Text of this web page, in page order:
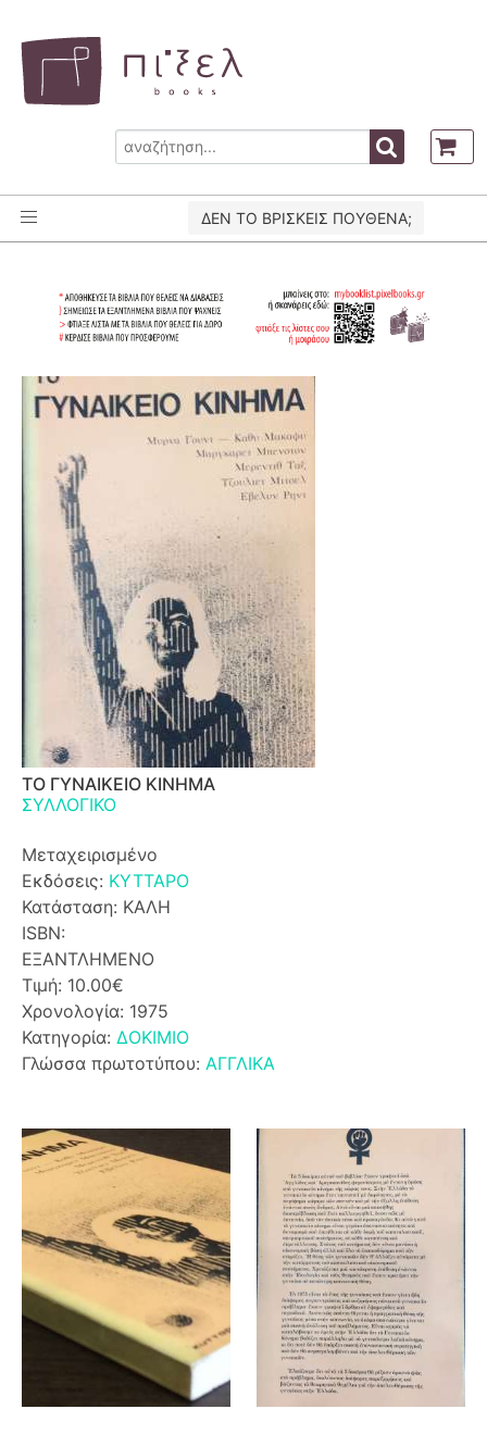
ΔΕΝ ΤΟ ΒΡΙΣΚΕΙΣ ΠΟΥΘΕΝΑ;
ΤΟ ΓΥΝΑΙΚΕΙΟ ΚΙΝΗΜΑ
ΣΥΛΛΟΓΙΚΟ
Μεταχειρισμένο
Εκδόσεις: ΚΥΤΤΑΡΟ
Κατάσταση: ΚΑΛΗ
ISBN:
ΕΞΑΝΤΛΗΜΕΝΟ
Τιμή: 10.00€
Χρονολογία: 1975
Κατηγορία: ΔΟΚΙΜΙΟ
Γλώσσα πρωτοτύπου: ΑΓΓΛΙΚΑ